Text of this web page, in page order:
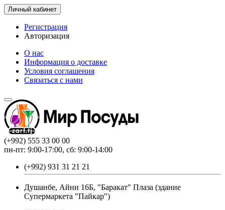
Личный кабинет
Регистрация
Авторизация
О нас
Информация о доставке
Условия соглашения
Связаться с нами
(+992) 555 33 00 00
пн-пт: 9:00-17:00, сб: 9:00-14:00
(+992) 931 31 21 21
Душанбе, Айни 16Б, "Баракат" Плаза (здание
Супермаркета "Пайкар")